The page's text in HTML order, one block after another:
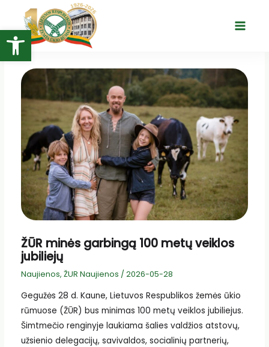
Open toolbar
turinio
Main
ŽŪR minės garbingą 100 metų veiklos
jubiliejų
Naujienos, ŽUR Naujienos / 2026-05-28
Gegužės 28 d. Kaune, Lietuvos Respublikos žemės ūkio
rūmuose (ŽŪR) bus minimas 100 metų veiklos jubiliejus.
Šimtmečio renginyje laukiama šalies valdžios atstovų,
užsienio delegacijų, savivaldos, socialinių partnerių,